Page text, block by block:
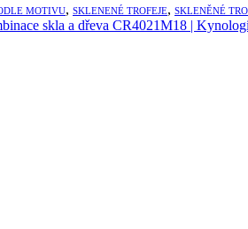
MOTIVU, SKLENENÉ TROFEJE, SKLENĚNÉ
skla a dřeva CR4021M18 |